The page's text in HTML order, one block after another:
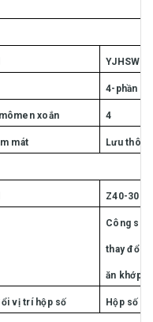
4-phần
xoắn 4
mát Lưu
Z40-3000
Công
thay đổi
ăn khớp
vị trí hộp số Hộp số 2